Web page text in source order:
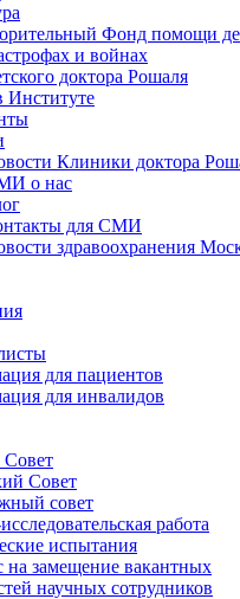
Фонд помощи
и войнах
доктора Рошаля
Институте
Клиники доктора
о нас
для СМИ
здравоохранения
для пациентов
для инвалидов
Совет
совет
работа
испытания
на замещение вакантных
научных сотрудников